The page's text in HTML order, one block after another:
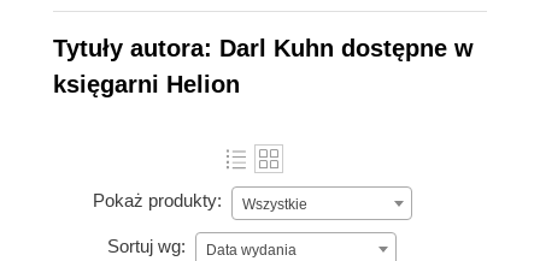
Tytuły autora: Darl Kuhn dostępne w
księgarni Helion
Pokaż produkty: Wszystkie
Sortuj wg: Data wydania